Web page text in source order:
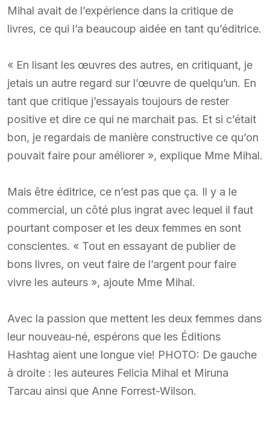
Mihal avait de l’expérience dans la critique de
livres, ce qui l’a beaucoup aidée en tant qu’éditrice.
« En lisant les œuvres des autres, en critiquant, je
jetais un autre regard sur l’œuvre de quelqu’un. En
tant que critique j’essayais toujours de rester
positive et dire ce qui ne marchait pas. Et si c’était
bon, je regardais de manière constructive ce qu’on
pouvait faire pour améliorer », explique Mme Mihal.
Mais être éditrice, ce n’est pas que ça. Il y a le
commercial, un côté plus ingrat avec lequel il faut
pourtant composer et les deux femmes en sont
conscientes. « Tout en essayant de publier de
bons livres, on veut faire de l’argent pour faire
vivre les auteurs », ajoute Mme Mihal.
Avec la passion que mettent les deux femmes dans
leur nouveau-né, espérons que les Éditions
Hashtag aient une longue vie! PHOTO: De gauche
à droite : les auteures Felicia Mihal et Miruna
Tarcau ainsi que Anne Forrest-Wilson.